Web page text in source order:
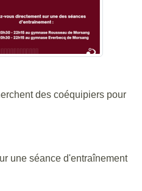
des coéquipiers pour
une séance d'entraînement